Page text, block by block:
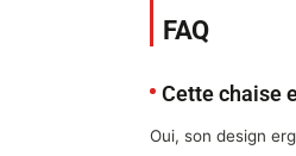
FAQ
Cette chaise
Oui, son design